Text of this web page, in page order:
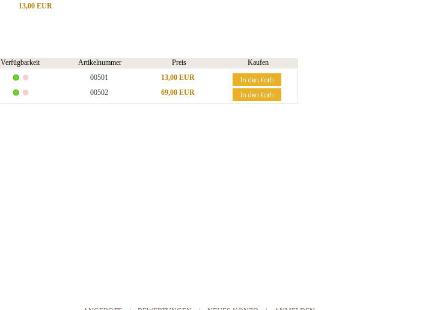
13,00 EUR
Verfügbarkeit Artikelnummer Preis
Kaufen
00501
13,00 EUR
00502 69,00 EUR